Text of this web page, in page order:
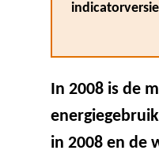
In 2008 is de
in 2008 en de